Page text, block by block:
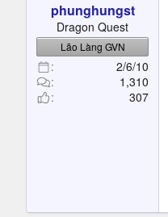
phunghungst
Dragon Quest
Lão Làng GVN
2/6/10
1,310
307